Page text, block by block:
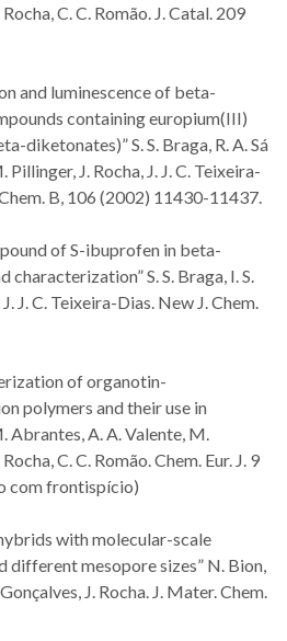
C. C. Romão. J. Catal. 209
and luminescence of beta-
containing europium(III)
diketonates)” S. S. Braga, R. A. Sá
Pillinger, J. Rocha, J. J. C. Teixeira-
B, 106 (2002) 11430-11437.
of S-ibuprofen in beta-
S. S. Braga, I. S.
J. C. Teixeira-Dias. New J. Chem.
of organotin-
polymers and their use in
A. A. Valente, M.
C. C. Romão. Chem. Eur. J. 9
com frontispício)
with molecular-scale
different mesopore sizes” N. Bion,
J. Rocha. J. Mater. Chem.